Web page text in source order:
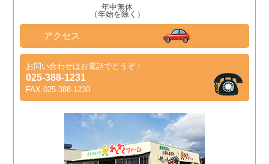
年中無休
（年始を除く）
アクセス
お問い合わせはお電話でどうぞ！
025-388-1231
FAX.025-388-1230